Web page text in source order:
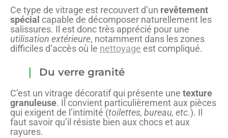
Ce type de vitrage est recouvert d’un revêtement
spécial capable de décomposer naturellement les
salissures. Il est donc très apprécié pour une
utilisation extérieure, notamment dans les zones
difficiles d’accès où le nettoyage est compliqué.
Du verre granité
C’est un vitrage décoratif qui présente une texture
granuleuse. Il convient particulièrement aux pièces
qui exigent de l’intimité (toilettes, bureau, etc.). Il
faut savoir qu’il résiste bien aux chocs et aux
rayures.